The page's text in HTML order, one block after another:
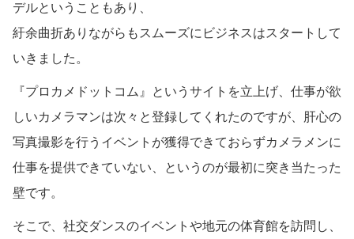
デルということもあり、
紆余曲折ありながらもスムーズにビジネスはスタートして
いきました。
『プロカメドットコム』というサイトを立上げ、仕事が欲
しいカメラマンは次々と登録してくれたのですが、肝心の
写真撮影を行うイベントが獲得できておらずカメラメンに
仕事を提供できていない、というのが最初に突き当たった
壁です。
そこで、社交ダンスのイベントや地元の体育館を訪問し、